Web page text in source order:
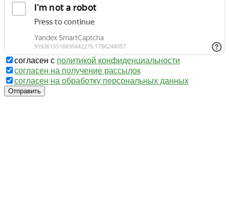
согласен с политикой конфиденциальности
согласен на получение рассылок
согласен на обработку персональных данных
Отправить